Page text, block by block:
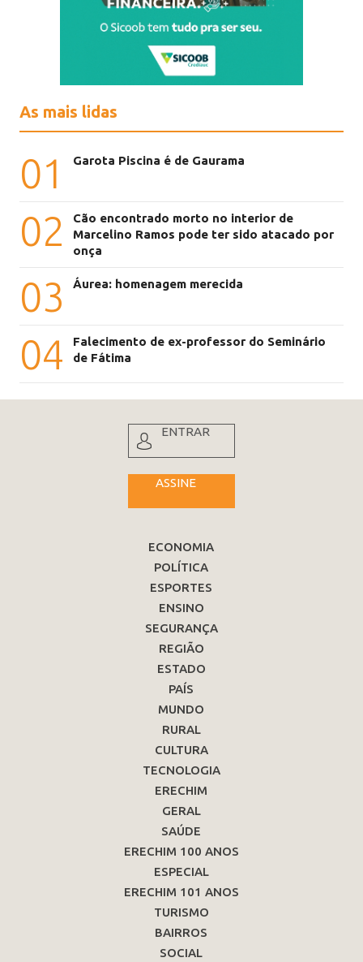
As mais lidas
01 Garota Piscina é de Gaurama
02
Cão encontrado morto no interior de
Marcelino Ramos pode ter sido atacado por
onça
03 Áurea: homenagem merecida
04
Falecimento de ex-professor do Seminário
de Fátima
ENTRAR
ASSINE
ECONOMIA
POLÍTICA
ESPORTES
ENSINO
SEGURANÇA
REGIÃO
ESTADO
PAÍS
MUNDO
RURAL
CULTURA
TECNOLOGIA
ERECHIM
GERAL
SAÚDE
ERECHIM 100 ANOS
ESPECIAL
ERECHIM 101 ANOS
TURISMO
BAIRROS
SOCIAL